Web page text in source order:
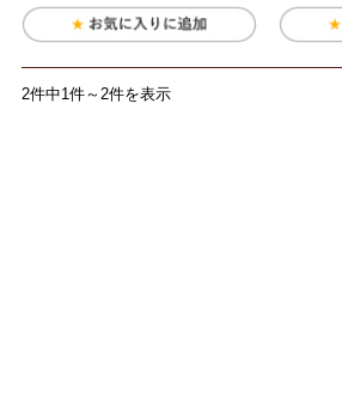
2件中1件～2件を表示